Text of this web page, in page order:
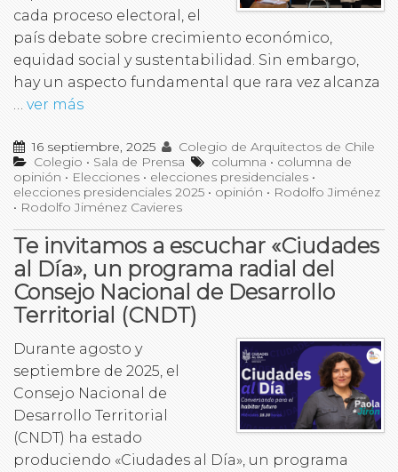
cada proceso electoral, el
país debate sobre crecimiento económico,
equidad social y sustentabilidad. Sin embargo,
hay un aspecto fundamental que rara vez alcanza
… ver más
16 septiembre, 2025
Colegio de Arquitectos de Chile
Colegio • Sala de Prensa columna • columna de
opinión • Elecciones • elecciones presidenciales •
elecciones presidenciales 2025 • opinión • Rodolfo Jiménez
• Rodolfo Jiménez Cavieres
Te invitamos a escuchar «Ciudades
al Día», un programa radial del
Consejo Nacional de Desarrollo
Territorial (CNDT)
Durante agosto y
septiembre de 2025, el
Consejo Nacional de
Desarrollo Territorial
(CNDT) ha estado
produciendo «Ciudades al Día», un programa